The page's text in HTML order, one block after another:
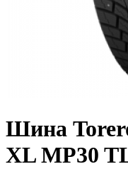
Шина
XL MP30